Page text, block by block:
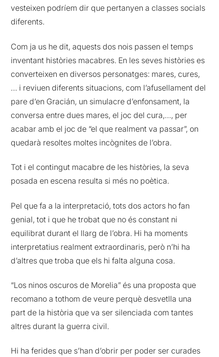
vesteixen podríem dir que pertanyen a classes socials
diferents.
Com ja us he dit, aquests dos nois passen el temps
inventant històries macabres. En les seves històries es
converteixen en diversos personatges: mares, cures,
… i reviuen diferents situacions, com l’afusellament del
pare d’en Gracián, un simulacre d’enfonsament, la
conversa entre dues mares, el joc del cura,…, per
acabar amb el joc de “el que realment va passar”, on
quedarà resoltes moltes incògnites de l’obra.
Tot i el contingut macabre de les històries, la seva
posada en escena resulta si més no poètica.
Pel que fa a la interpretació, tots dos actors ho fan
genial, tot i que he trobat que no és constant ni
equilibrat durant el llarg de l’obra. Hi ha moments
interpretatius realment extraordinaris, però n’hi ha
d’altres que troba que els hi falta alguna cosa.
“Los ninos oscuros de Morelia” és una proposta que
recomano a tothom de veure perquè desvetlla una
part de la història que va ser silenciada com tantes
altres durant la guerra civil.
Hi ha ferides que s’han d’obrir per poder ser curades